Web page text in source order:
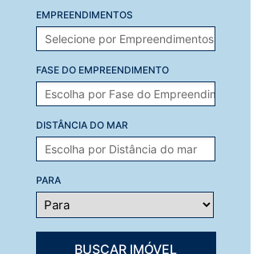
EMPREENDIMENTOS
FASE DO EMPREENDIMENTO
DISTÂNCIA DO MAR
PARA